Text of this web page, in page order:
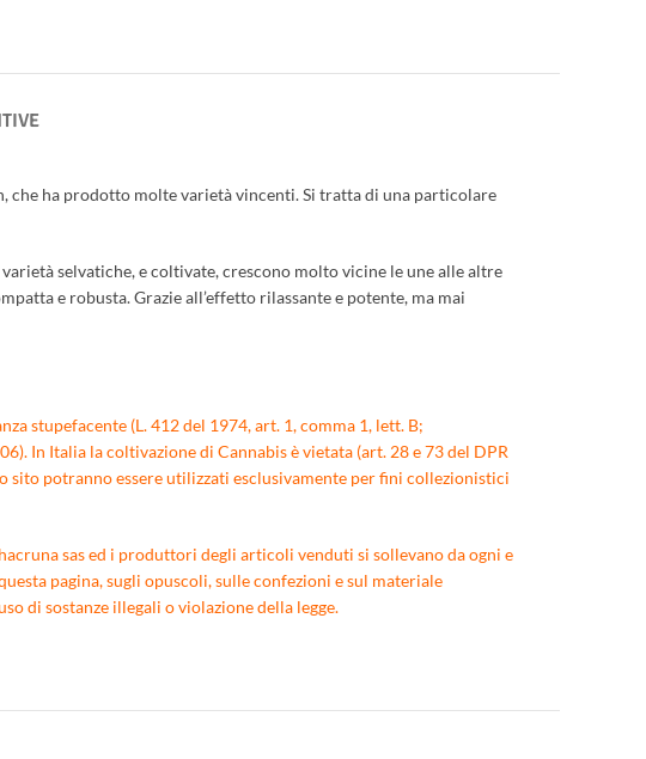
che ha prodotto molte varietà vincenti. Si tratta di una particolare
selvatiche, e coltivate, crescono molto vicine le une alle altre
e robusta. Grazie all’effetto rilassante e potente, ma mai
stupefacente (L. 412 del 1974, art. 1, comma 1, lett. B;
In Italia la coltivazione di Cannabis è vietata (art. 28 e 73 del DPR
sito potranno essere utilizzati esclusivamente per fini collezionistici
sas ed i produttori degli articoli venduti si sollevano da ogni e
pagina, sugli opuscoli, sulle confezioni e sul materiale
di sostanze illegali o violazione della legge.